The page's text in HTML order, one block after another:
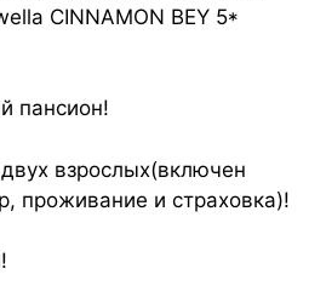
CINNAMON BEY 5*
пансион!
взрослых(включен
проживание и страховка)!